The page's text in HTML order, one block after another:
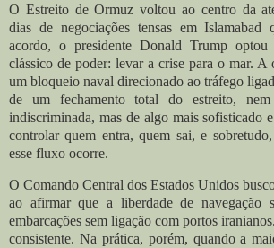
O Estreito de Ormuz voltou ao centro da
dias de negociações tensas em Islamabad
acordo, o presidente Donald Trump
clássico de poder: levar a crise para o mar. A
um bloqueio naval direcionado ao tráfego
de um fechamento total do estreito,
indiscriminada, mas de algo mais sofisticado
controlar quem entra, quem sai, e
esse fluxo ocorre.
O Comando Central dos Estados Unidos
ao afirmar que a liberdade de navegação
embarcações sem ligação com portos
consistente. Na prática, porém, quando a